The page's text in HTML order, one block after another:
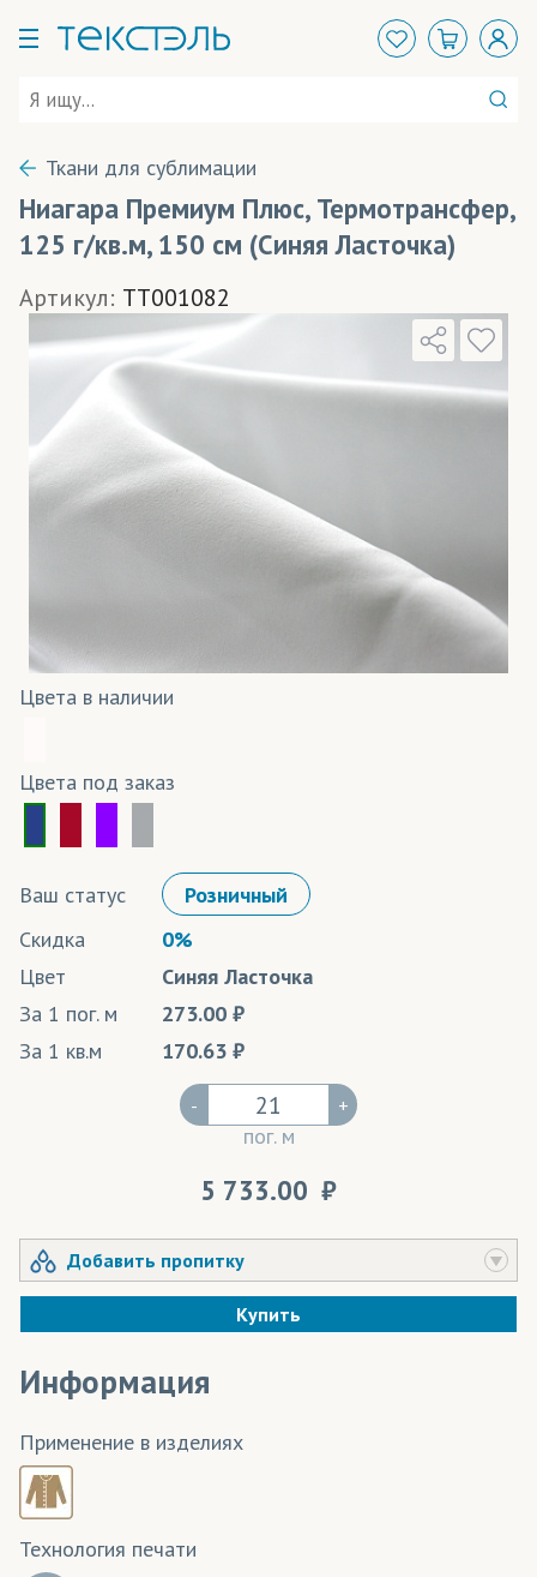
Ткани для сублимации
Ниагара Премиум Плюс, Термотрансфер,
125 г/кв.м, 150 см (Синяя Ласточка)
Артикул: TT001082
Цвета в наличии
Цвета под заказ
Ваш статус
Розничный
Скидка
0%
Цвет
Синяя Ласточка
За 1 пог. м
273.00
За 1 кв.м
170.63
-
пог. м
+
5 733.00
Добавить пропитку
Купить
Информация
Применение в изделиях
Технология печати